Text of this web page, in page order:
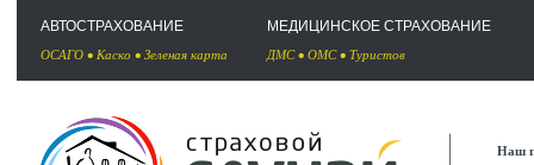
АВТОСТРАХОВАНИЕ
ОСАГО • Каско • Зеленая карта
МЕДИЦИНСКОЕ СТРАХОВАНИЕ
ДМС• ОМС• Туристов
Наш